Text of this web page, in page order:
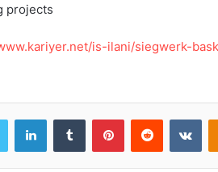
projects
is-ilani/siegwerk-